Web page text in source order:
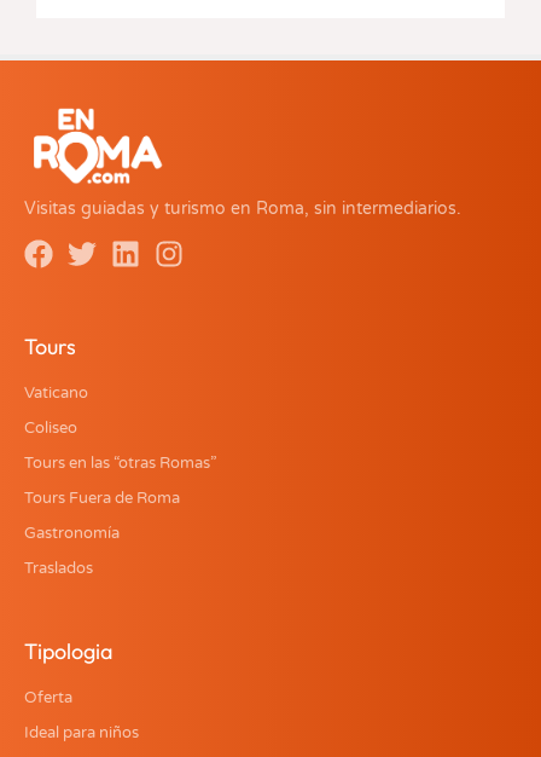
Visitas guiadas y turismo en Roma, sin intermediarios.
Tours
Vaticano
Coliseo
Tours en las “otras Romas”
Tours Fuera de Roma
Gastronomía
Traslados
Tipologia
Oferta
Ideal para niños